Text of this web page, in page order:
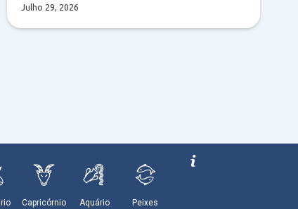
Julho 29, 2026